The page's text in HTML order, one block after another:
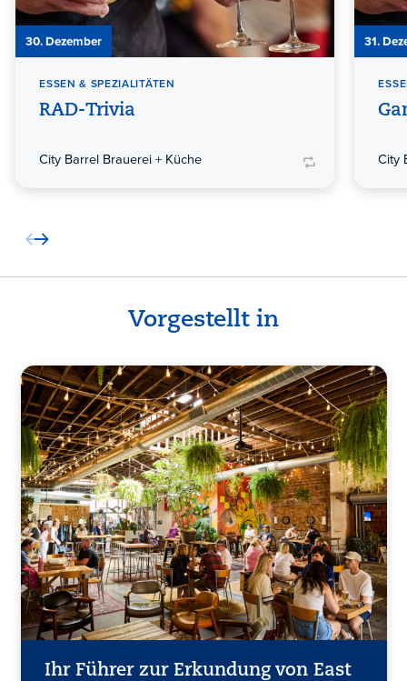
30. Dezember
ESSEN & SPEZIALITÄTEN
RAD-Trivia
City Barrel Brauerei + Küche
31.
City
Vorgestellt in
Ihr Führer zur Erkundung von East